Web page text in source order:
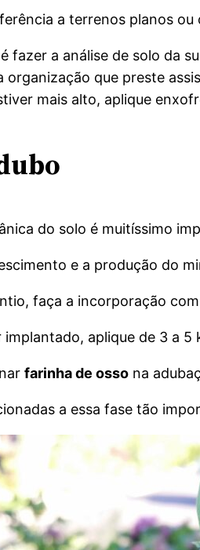
a terrenos planos
fazer a análise de solo da
organização que preste
mais alto, aplique
do solo é muitíssimo
e a produção do
faça a incorporação
aplique de 3 a
farinha de osso na
a essa fase tão